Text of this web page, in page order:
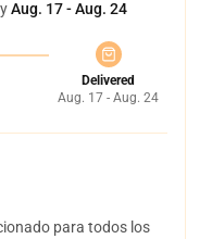
Aug. 17 - Aug. 24
Delivered
Aug. 17 - Aug. 24
para todos los